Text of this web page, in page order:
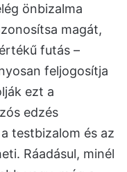
önbizalma
magát,
futás –
feljogosítja
ezt a
edzés
testbizalom és az
Ráadásul, minél